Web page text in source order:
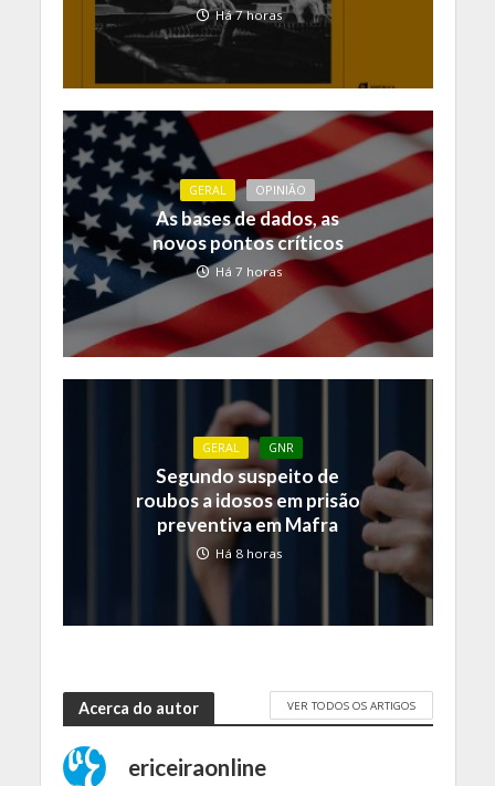
Há 7 horas
GERAL OPINIÃO
As bases de dados, as
novos pontos críticos
Há 7 horas
GERAL GNR
Segundo suspeito de
roubos a idosos em prisão
preventiva em Mafra
Há 8 horas
Acerca do autor VER TODOS OS ARTIGOS
ericeiraonline